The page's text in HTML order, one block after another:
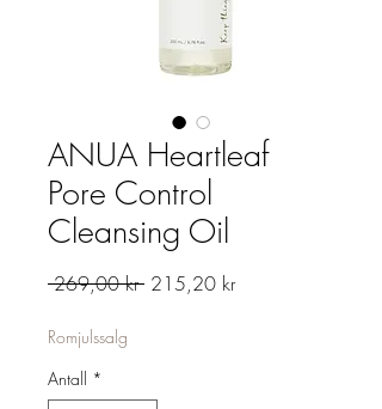
ANUA Heartleaf
Pore Control
Cleansing Oil
269,00 kr Vanlig
215,20 krSalgspris
Romjulssalg
Antall *